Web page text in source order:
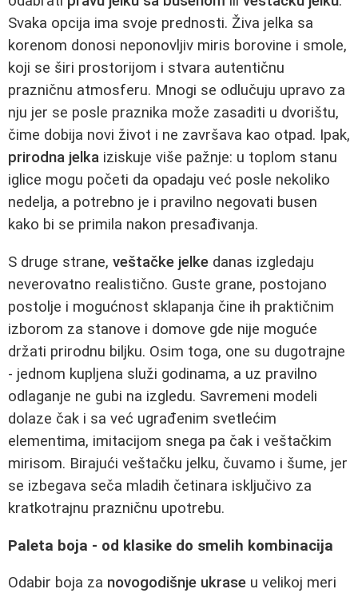
Svaka opcija ima svoje prednosti. Živa jelka sa
korenom donosi neponovljiv miris borovine i smole,
koji se širi prostorijom i stvara autentičnu
prazničnu atmosferu. Mnogi se odlučuju upravo za
nju jer se posle praznika može zasaditi u dvorištu,
čime dobija novi život i ne završava kao otpad. Ipak,
prirodna jelka iziskuje više pažnje: u toplom stanu
iglice mogu početi da opadaju već posle nekoliko
nedelja, a potrebno je i pravilno negovati busen
kako bi se primila nakon presađivanja.
S druge strane, veštačke jelke danas izgledaju
neverovatno realistično. Guste grane, postojano
postolje i mogućnost sklapanja čine ih praktičnim
izborom za stanove i domove gde nije moguće
držati prirodnu biljku. Osim toga, one su dugotrajne
- jednom kupljena služi godinama, a uz pravilno
odlaganje ne gubi na izgledu. Savremeni modeli
dolaze čak i sa već ugrađenim svetlećim
elementima, imitacijom snega pa čak i veštačkim
mirisom. Birajući veštačku jelku, čuvamo i šume, jer
se izbegava seča mladih četinara isključivo za
kratkotrajnu prazničnu upotrebu.
Paleta boja - od klasike do smelih kombinacija
Odabir boja za novogodišnje ukrase u velikoj meri